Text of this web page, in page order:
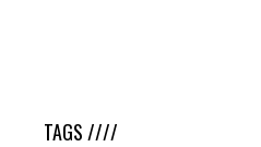
TAGS ////